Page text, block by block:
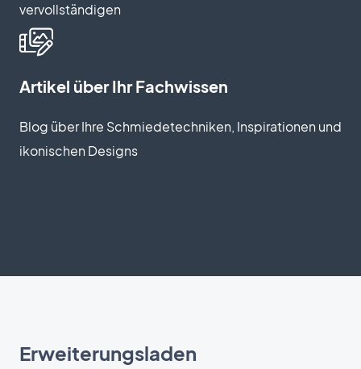
vervollständigen
Artikel über Ihr Fachwissen
Blog über Ihre Schmiedetechniken, Inspirationen und
ikonischen Designs
Erweiterungsladen